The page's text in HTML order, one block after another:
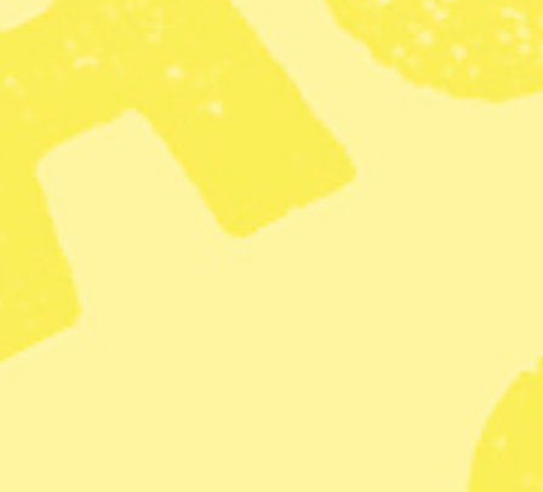
allt jag slipper göra: inte gräva, inte så, inte gödsla, inte
vattna eller rensa landen. Nässlorna kommer i alla fall
och jag behöver bara skörda. Vårens gröna toppskott är
sprängfyllda med vitaminer och mineraler. Och de
fortsätter att växa, obekymrade om moderna
konsumtionsnycker som föreskriver exotiska råvaror som
ska flygas in och säljas för att ge vinst och ekonomisk
tillväxt. Nässlornas tillväxt är en ren ekosystemtjänst.
Så när ljuset återvänder och saven stiger i träden och
kroppen och man känner att man bara måste komma ut
ur vinteridet – då är nässlor ett bra skäl för sådana som
motverkar också vår bekvämlighetskultur – att de flesta